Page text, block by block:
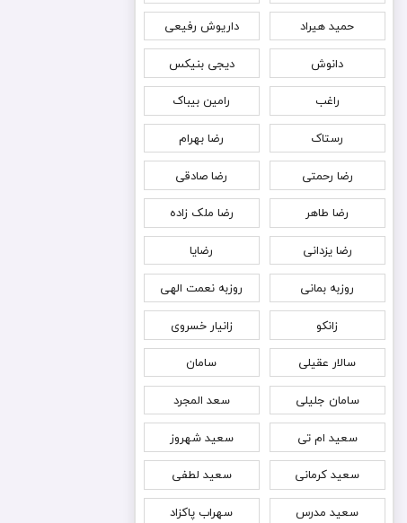
حمید هیراد
داریوش رفیعی
دانوش
دیجی بنیکس
راغب
رامین بیباک
رستاک
رضا بهرام
رضا رحمتی
رضا صادقی
رضا طاهر
رضا ملک زاده
رضا یزدانی
رضایا
روزبه بمانى
روزبه نعمت الهی
زانکو
زانیار خسروی
سالار عقیلی
سامان
سامان جلیلی
سعد المجرد
سعید ام تی
سعید شهروز
سعید کرمانی
سعید لطفی
سعید مدرس
سهراب پاکزاد